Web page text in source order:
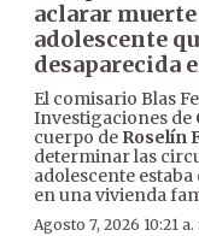
aclarar
adolescente
desaparecida
El comisario Blas
Investigaciones de
cuerpo de Roselín
determinar las
adolescente
en una vivienda
Agosto 7, 2026 10:21 a.